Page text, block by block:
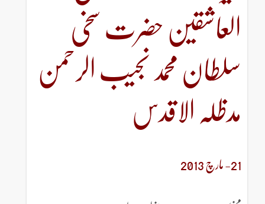
العاشقین حضرت سخی
سلطان محمد نجیب الرحمن
مدظلہ الاقدس
21- مارچ 2013